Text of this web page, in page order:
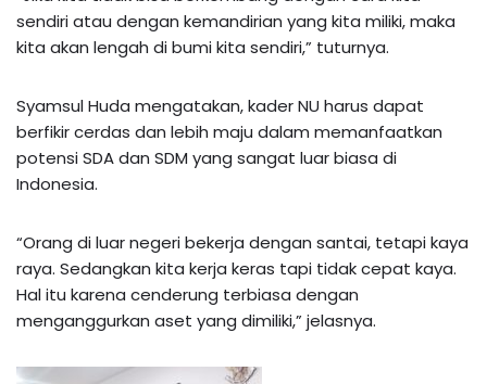
sendiri atau dengan kemandirian yang kita miliki, maka
kita akan lengah di bumi kita sendiri,” tuturnya.
Syamsul Huda mengatakan, kader NU harus dapat
berfikir cerdas dan lebih maju dalam memanfaatkan
potensi SDA dan SDM yang sangat luar biasa di
Indonesia.
“Orang di luar negeri bekerja dengan santai, tetapi kaya
raya. Sedangkan kita kerja keras tapi tidak cepat kaya.
Hal itu karena cenderung terbiasa dengan
menganggurkan aset yang dimiliki,” jelasnya.